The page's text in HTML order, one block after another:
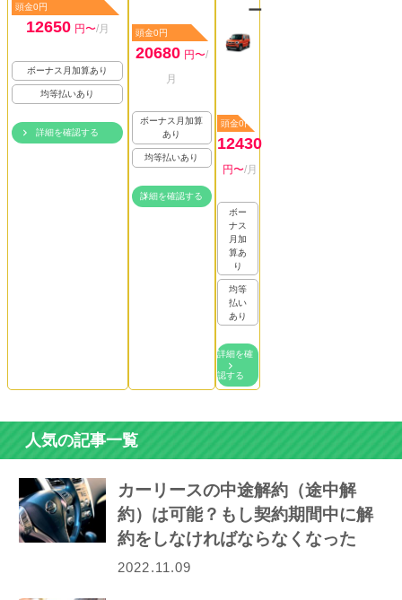
頭金0円
12650 円〜/月
ボーナス月加算あり
均等払いあり
詳細を確認する
頭金0円
20680 円〜/
月
ボーナス月加算
あり
均等払いあり
詳細を確認する
ー
頭金0円
12430
円〜/月
ボー
ナス
月加
算あ
り
均等
払い
あり
詳細を確
認する
人気の記事一覧
カーリースの中途解約（途中解
約）は可能？もし契約期間中に解
約をしなければならなくなった
ら…
2022.11.09